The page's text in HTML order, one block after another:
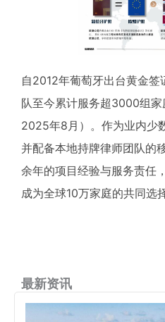
自2012年葡萄牙出台黄金
队至今累计服务超3000组
2025年8月）。作为业内少
并配备本地持牌律师团队的
余年的项目经验与服务责任
成为全球10万家庭的共同选
最新资讯